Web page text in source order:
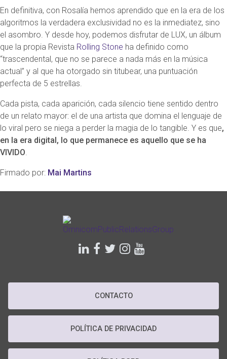
En definitiva, con Rosalía hemos aprendido que en la era de los
algoritmos la verdadera exclusividad no es la inmediatez, sino
el asombro. Y desde hoy, podemos disfrutar de LUX, un álbum
que la propia Revista Rolling Stone ha definido como
“trascendental, que no se parece a nada más en la música
actual” y al que ha otorgado sin titubear, una puntuación
perfecta de 5 estrellas.
Cada pista, cada aparición, cada silencio tiene sentido dentro
de un relato mayor: el de una artista que domina el lenguaje de
lo viral pero se niega a perder la magia de lo tangible. Y es que,
en la era digital, lo que permanece es aquello que se ha
VIVIDO
Firmado por: Mai Martins
linkedin
facebook
twitterinstagram
youtube
CONTACTO
POLÍTICA DE PRIVACIDAD